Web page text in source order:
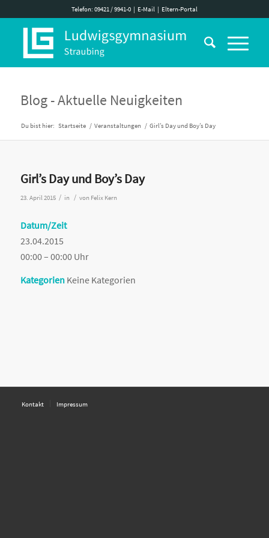
Telefon: 09421 / 9941-0| E-Mail| Eltern-Portal
Blog - Aktuelle Neuigkeiten
Du bist hier: Startseite / Veranstaltungen / Girl’s Day und Boy’s Day
Girl’s Day und Boy’s Day
23. April 2015 / in / von Felix Kern
Datum/Zeit
23.04.2015
00:00 – 00:00 Uhr
KategorienKeine Kategorien
Kontakt Impressum